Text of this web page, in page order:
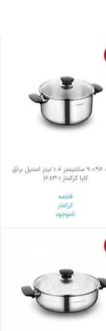
قابلمه 16*9.0 سانتیمتر 1.8 لیتر استیل براق
کاپا کرکماز 1683-1
قابلمه
کرکماز
ناموجود